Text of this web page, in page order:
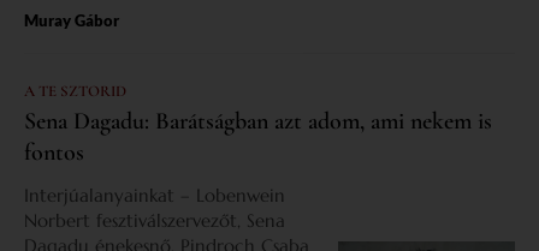
Muray Gábor
A TE SZTORID
Sena Dagadu: Barátságban azt adom, ami nekem is
fontos
Interjúalanyainkat – Lobenwein
Norbert fesztiválszervezőt, Sena
Dagadu énekesnő, Pindroch Csaba